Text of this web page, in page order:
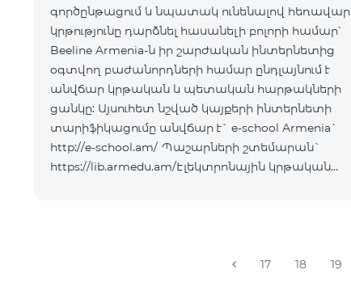
գործընթացում և նպատակ ունենալով հեռավար
կրթությունը դարձնել հասանելի բոլորի համար՝
Beeline Armenia-ն իր շարժական ինտերնետից
օգտվող բաժանորդների համար ընդլայնում է
անվճար կրթական և պետական հարթակների
ցանկը: Այսուհետ նշված կայքերի ինտերնետի
տարիֆիկացումը անվճար է` e-school Armenia`
http://e-school.am/ Պաշարների շտեմարան`
https://lib.armedu.am/Էլեկտրոնային կրթական
17 18 19